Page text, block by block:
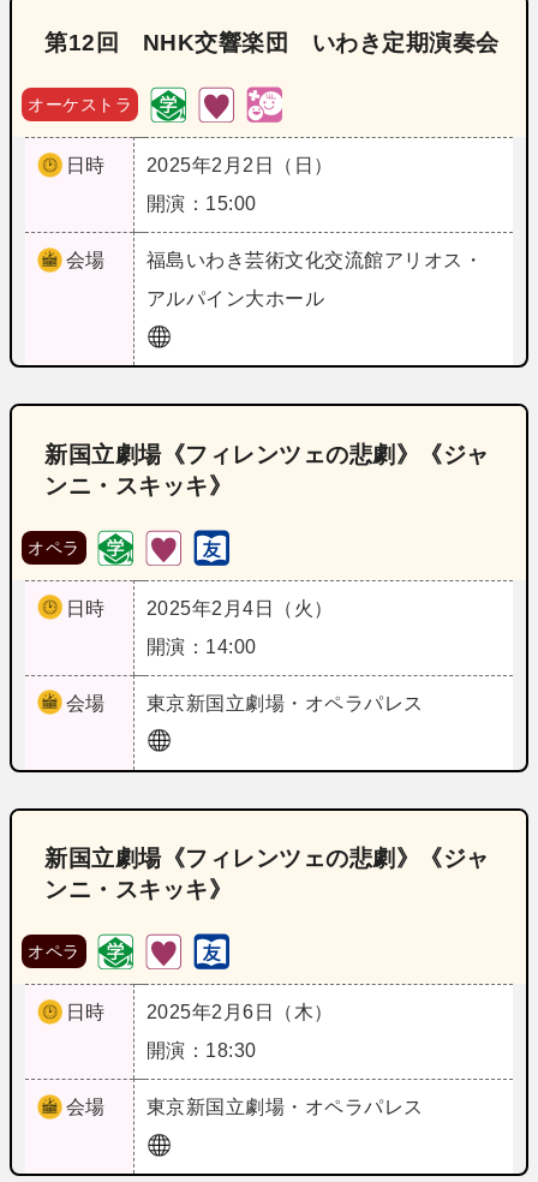
第12回 NHK交響楽団 いわき定期演奏会
オーケストラ
日時
2025年2月2日（日）
開演：15:00
会場 福島いわき芸術文化交流館アリオス・
アルパイン大ホール
新国立劇場《フィレンツェの悲劇》《ジャ
ンニ・スキッキ》
オペラ
日時
2025年2月4日（火）
開演：14:00
会場 東京新国立劇場・オペラパレス
新国立劇場《フィレンツェの悲劇》《ジャ
ンニ・スキッキ》
オペラ
日時
2025年2月6日（木）
開演：18:30
会場 東京新国立劇場・オペラパレス